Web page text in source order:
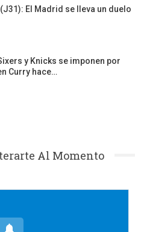
(J31): El Madrid se lleva un duelo
y Knicks se imponen por
Curry hace…
Al Momento